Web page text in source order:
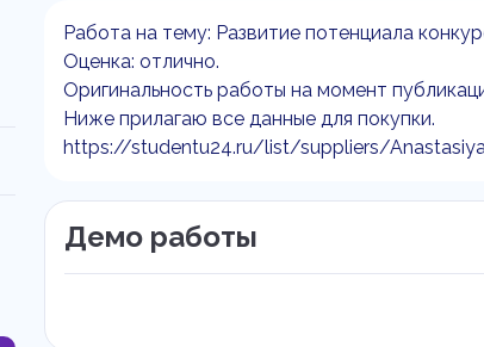
Работа на тему: Развитие потенциала
Оценка: отлично.
Оригинальность работы на момент
Ниже прилагаю все данные для покупки.
https://studentu24.ru/list/suppliers/
Демо работы